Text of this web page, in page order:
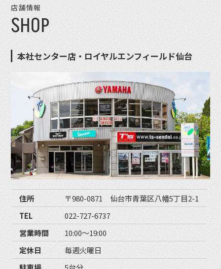
店舗情報
SHOP
本社センター店・ロイヤルエンフィールド仙台
住所
〒980-0871 仙台市青葉区八幡5丁目2-1
TEL
022-727-6737
営業時間
10:00〜19:00
定休日
毎週火曜日